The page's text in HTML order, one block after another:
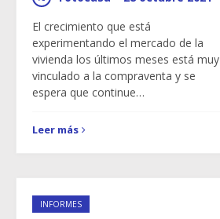
El crecimiento que está
experimentando el mercado de la
vivienda los últimos meses está muy
vinculado a la compraventa y se
espera que continue…
Leer más
INFORMES